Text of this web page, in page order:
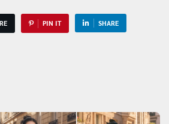
PIN IT SHARE